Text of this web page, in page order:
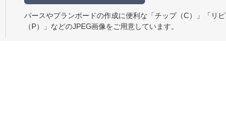
使用イメージ
パースやプランボードの作成に便利な「チップ（C）」「リ
（P）」などのJPEG画像をご用意しています。